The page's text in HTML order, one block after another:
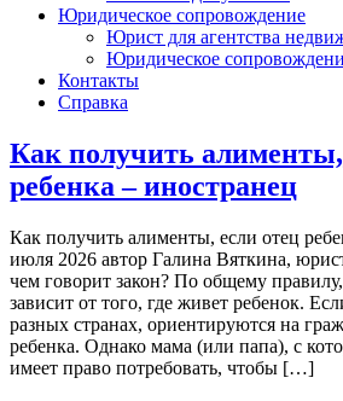
Юридическое сопровождение
Юрист для агентства
Юридическое
Контакты
Справка
Как получить алименты,
ребенка – иностранец
Как получить алименты, если отец
июля 2026 автор Галина Вяткина,
чем говорит закон? По общему
зависит от того, где живет ребенок.
разных странах, ориентируются на
ребенка. Однако мама (или папа), с
имеет право потребовать, чтобы […]